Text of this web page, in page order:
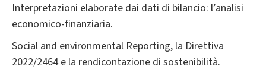
Interpretazioni elaborate dai dati di bilancio: l’analisi
economico-finanziaria.
Social and environmental Reporting, la Direttiva
2022/2464 e la rendicontazione di sostenibilità.